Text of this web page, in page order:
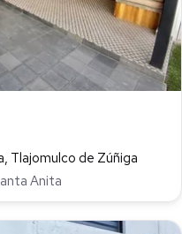
Tlajomulco de Zúñiga
Anita